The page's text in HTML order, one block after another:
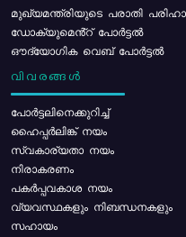
മുഖ്യമന്ത്രിയുടെ പരാതി
ഡോക്യുമെൻ്റ് പോർട്ടൽ
ഔദ്യോഗിക വെബ് പോർട്ടൽ
വിവരങ്ങൾ
പോര്‍ട്ടലിനെക്കുറിച്ച്
ഹൈപ്പർലിങ്ക് നയം
സ്വകാര്യതാ നയം
നിരാകരണം
പകർപ്പവകാശ നയം
വ്യവസ്ഥകളും നിബന്ധനകളും
സഹായം